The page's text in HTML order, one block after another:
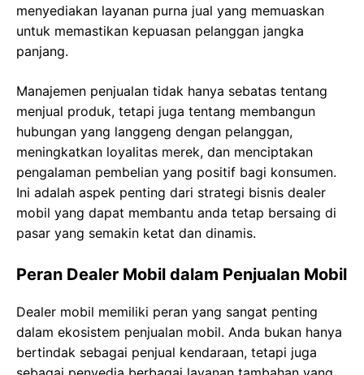
menyediakan layanan purna jual yang memuaskan
untuk memastikan kepuasan pelanggan jangka
panjang.
Manajemen penjualan tidak hanya sebatas tentang
menjual produk, tetapi juga tentang membangun
hubungan yang langgeng dengan pelanggan,
meningkatkan loyalitas merek, dan menciptakan
pengalaman pembelian yang positif bagi konsumen.
Ini adalah aspek penting dari strategi bisnis dealer
mobil yang dapat membantu anda tetap bersaing di
pasar yang semakin ketat dan dinamis.
Peran Dealer Mobil dalam Penjualan Mobil
Dealer mobil memiliki peran yang sangat penting
dalam ekosistem penjualan mobil. Anda bukan hanya
bertindak sebagai penjual kendaraan, tetapi juga